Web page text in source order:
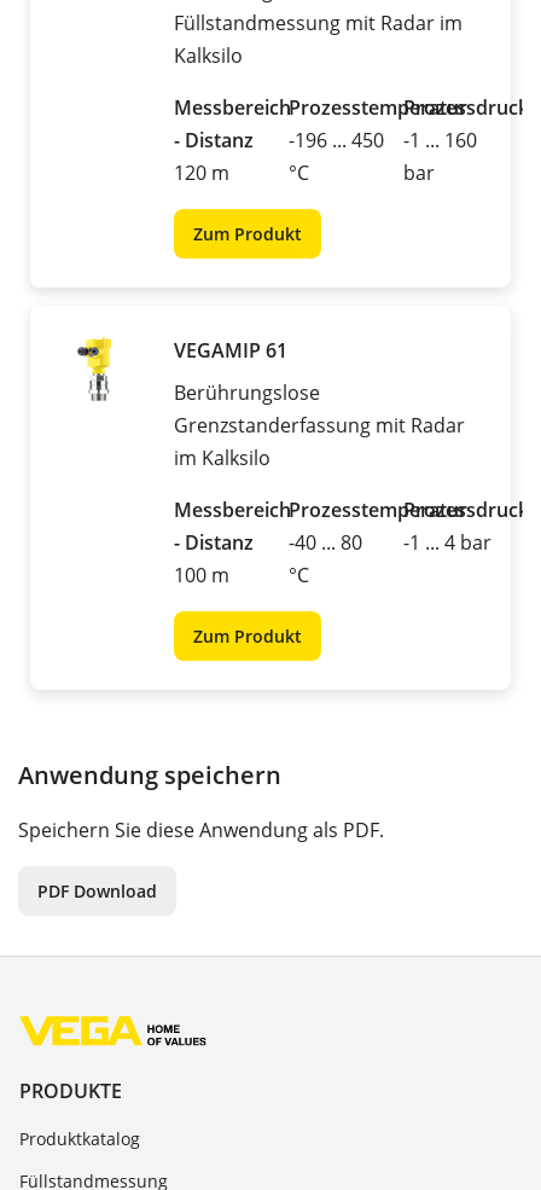
Füllstandmessung mit Radar im
Kalksilo
Messbereich
- Distanz
120 m
Prozesstemperatur
-196 ... 450
°C
Prozessdruck
-1 ... 160
bar
Zum Produkt
VEGAMIP 61
Berührungslose
Grenzstanderfassung mit Radar
im Kalksilo
Messbereich
- Distanz
100 m
Prozesstemperatur
-40 ... 80
°C
Prozessdruck
-1 ... 4 bar
Zum Produkt
Anwendung speichern
Speichern Sie diese Anwendung als PDF.
PDF Download
PRODUKTE
Produktkatalog
Füllstandmessung